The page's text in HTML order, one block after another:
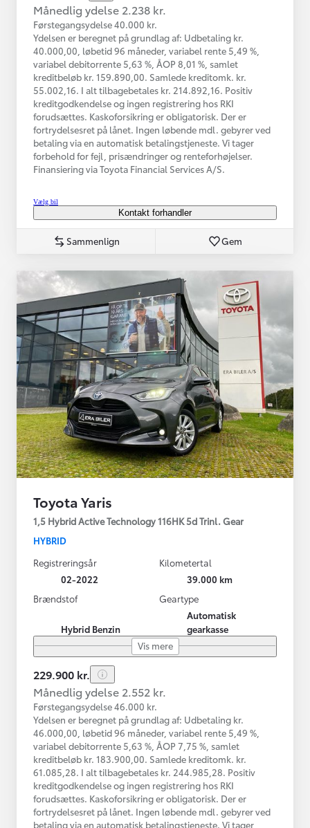
Månedlig ydelse 2.238 kr.
Førstegangsydelse 40.000 kr.
Ydelsen er beregnet på grundlag af: Udbetaling kr.
40.000,00, løbetid 96 måneder, variabel rente 5,49 %,
variabel debitorrente 5,63 %, ÅOP 8,01 %, samlet
kreditbeløb kr. 159.890,00. Samlede kreditomk. kr.
55.002,16. I alt tilbagebetales kr. 214.892,16. Positiv
kreditgodkendelse og ingen registrering hos RKI
forudsættes. Kaskoforsikring er obligatorisk. Der er
fortrydelsesret på lånet. Ingen løbende mdl. gebyrer ved
betaling via en automatisk betalingstjeneste. Vi tager
forbehold for fejl, prisændringer og renteforhøjelser.
Finansiering via Toyota Financial Services A/S.
Vælg bil
Kontakt forhandler
Sammenlign Gem
Toyota Yaris
1,5 Hybrid Active Technology 116HK 5d Trinl. Gear
HYBRID
Registreringsår
02-2022
Kilometertal
39.000 km
Brændstof
Hybrid Benzin
Geartype
Automatisk
gearkasse
Vis mere
229.900 kr.
Månedlig ydelse 2.552 kr.
Førstegangsydelse 46.000 kr.
Ydelsen er beregnet på grundlag af: Udbetaling kr.
46.000,00, løbetid 96 måneder, variabel rente 5,49 %,
variabel debitorrente 5,63 %, ÅOP 7,75 %, samlet
kreditbeløb kr. 183.900,00. Samlede kreditomk. kr.
61.085,28. I alt tilbagebetales kr. 244.985,28. Positiv
kreditgodkendelse og ingen registrering hos RKI
forudsættes. Kaskoforsikring er obligatorisk. Der er
fortrydelsesret på lånet. Ingen løbende mdl. gebyrer ved
betaling via en automatisk betalingstjeneste. Vi tager